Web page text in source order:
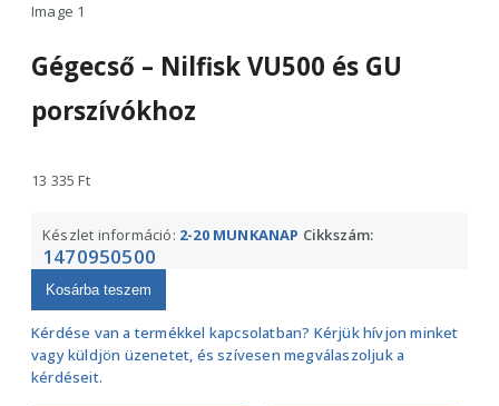
Gégecső – Nilfisk VU500 és GU
porszívókhoz
13 335Ft
Készlet információ: 2-20 MUNKANAP Cikkszám:
1470950500
Kosárba teszem
Kérdése van a termékkel kapcsolatban? Kérjük hívjon minket
vagy küldjön üzenetet, és szívesen megválaszoljuk a
kérdéseit.